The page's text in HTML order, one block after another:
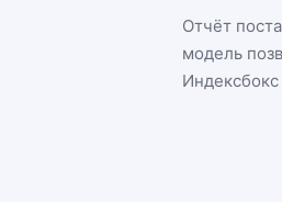
Отчёт
модель